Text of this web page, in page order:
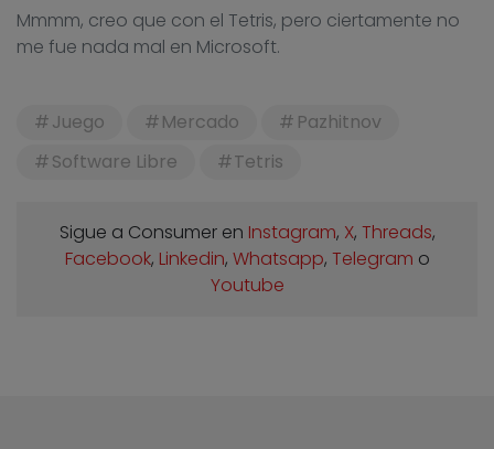
Mmmm, creo que con el Tetris, pero ciertamente no
me fue nada mal en Microsoft.
Juego Mercado
Pazhitnov
Software Libre
Tetris
Sigue a Consumer en Instagram, X, Threads,
Facebook, Linkedin, Whatsapp, Telegram o
Youtube